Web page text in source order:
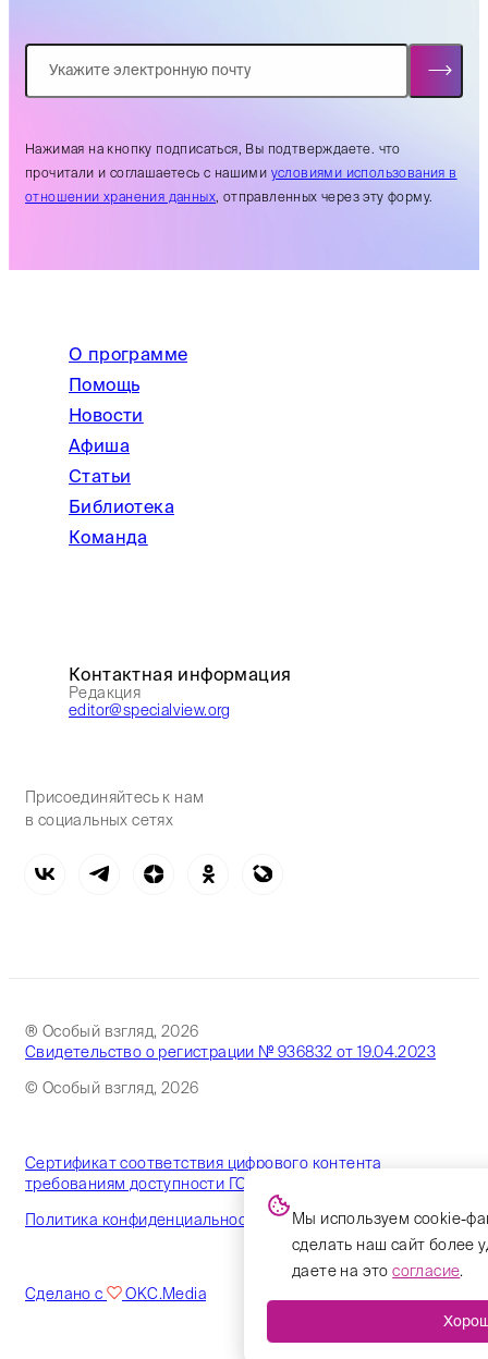
Нажимая на кнопку подписаться, Вы подтверждаете. что
прочитали и соглашаетесь с нашими условиями использования в
отношении хранения данных , отправленных через эту форму.
О программе
Помощь
Новости
Афиша
Статьи
Библиотека
Команда
Контактная информация
Редакция
editor@specialview.org
Присоединяйтесь к нам
в социальных сетях
® Особый взгляд, 2026
Свидетельство о регистрации № 936832 от 19.04.2023
© Особый взгляд, 2026
Сертификат соответствия цифрового контента
требованиям доступности ГОСТ
Политика конфиденциальности
Сделано с OKC.Media
Мы используем cookie-
сделать наш сайт более
даете на этосогласие.